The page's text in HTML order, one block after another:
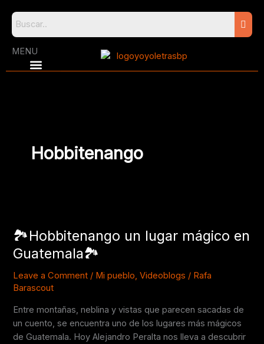
content
MENU
Hobbitenango
🏞️Hobbitenango un lugar mágico en
Guatemala🏞️
Leave a Comment / Mi pueblo,Videoblogs / Rafa
Barascout
Entre montañas, neblina y vistas que parecen sacadas de
un cuento, se encuentra uno de los lugares más mágicos
de Guatemala. Hoy Alejandro Peralta nos lleva a descubrir
un
lugar
mágico
en
Guatemala